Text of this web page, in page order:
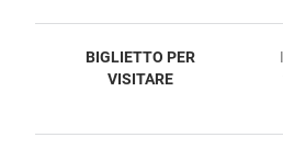
BIGLIETTO PER
VISITARE